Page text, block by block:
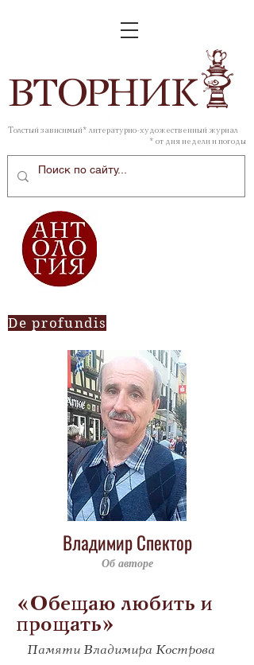
ВТОРНИК
Толстый зависимый* литературно-художественный журнал
* от дня недели и погоды
De profundis
Владимир Спектор
Об авторе
«Обещаю любить и
прощать»
Памяти Владимира Кострова